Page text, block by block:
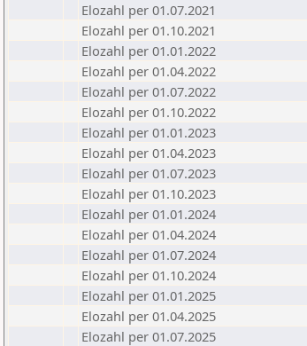
Elozahl per 01.07.2021
Elozahl per 01.10.2021
Elozahl per 01.01.2022
Elozahl per 01.04.2022
Elozahl per 01.07.2022
Elozahl per 01.10.2022
Elozahl per 01.01.2023
Elozahl per 01.04.2023
Elozahl per 01.07.2023
Elozahl per 01.10.2023
Elozahl per 01.01.2024
Elozahl per 01.04.2024
Elozahl per 01.07.2024
Elozahl per 01.10.2024
Elozahl per 01.01.2025
Elozahl per 01.04.2025
Elozahl per 01.07.2025